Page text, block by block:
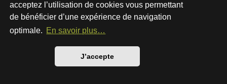
acceptez l’utilisation de cookies vous permettant
de bénéficier d’une expérience de navigation
optimale. En savoir plus…
J’accepte
Développé parphpBB® Forum Software © phpBB Limited
Style par
Traduction française officielle